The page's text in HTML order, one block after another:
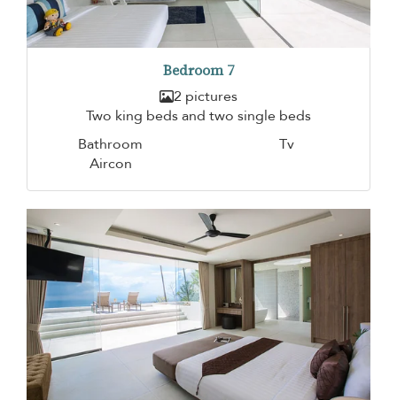
Bedroom 7
2 pictures
Two king beds and two single beds
Bathroom
Tv
Aircon